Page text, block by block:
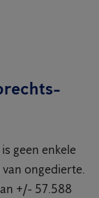
geen enkele
ongedierte.
+/- 57.588